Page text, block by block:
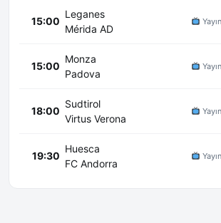
15:00
Leganes
Mérida AD
15:00
Monza
Padova
18:00
Sudtirol
Virtus Verona
19:30
Huesca
FC Andorra